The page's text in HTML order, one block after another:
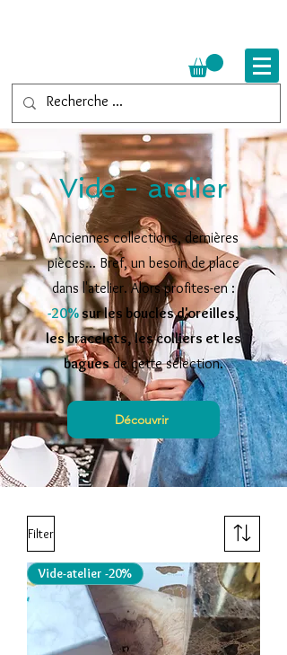
Vide - atelier
Anciennes collections, dernières
pièces... Bref, un besoin de place
dans l'atelier. Alors profites-en :
-20% sur les boucles d'oreilles,
les bracelets, les colliers et les
baguesde cette sélection.
Découvrir
Filter
Vide-atelier -20%